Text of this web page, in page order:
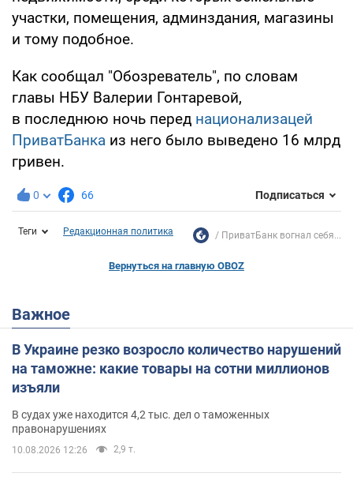
участки, помещения, админздания, магазины
и тому подобное.
Как сообщал "Обозреватель", по словам
главы НБУ Валерии Гонтаревой,
в последнюю ночь перед национализацей
ПриватБанка из него было выведено 16 млрд
гривен.
0 66 Подписаться
Теги Редакционная политика ПриватБанк вогнал себя...
Вернуться на главную OBOZ
Важное
В Украине резко возросло количество нарушений
на таможне: какие товары на сотни миллионов
изъяли
В судах уже находится 4,2 тыс. дел о таможенных
правонарушениях
10.08.2026 12:26 2,9 т.